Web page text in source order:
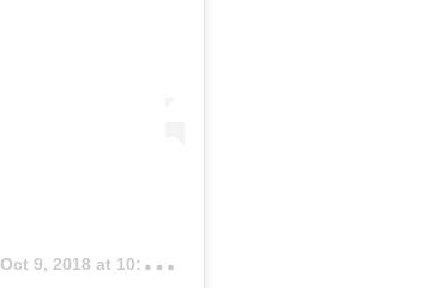
Oct 9, 2018 at 10:35am PDT